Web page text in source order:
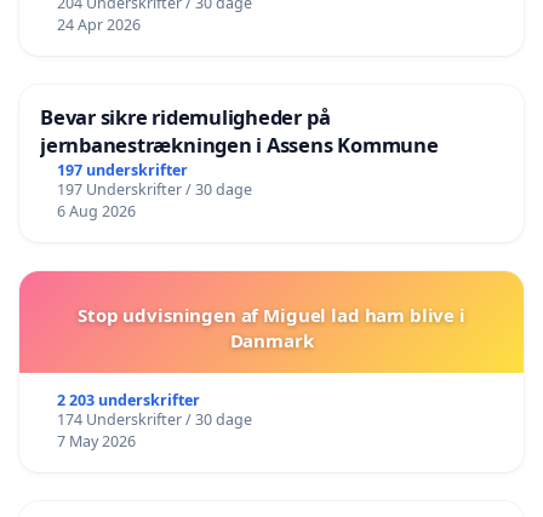
24 Apr 2026
Bevar sikre ridemuligheder på
jernbanestrækningen i Assens Kommune
197 underskrifter
197 Underskrifter / 30 dage
6 Aug 2026
Stop udvisningen af Miguel lad ham blive i
Danmark
2 203 underskrifter
174 Underskrifter / 30 dage
7 May 2026